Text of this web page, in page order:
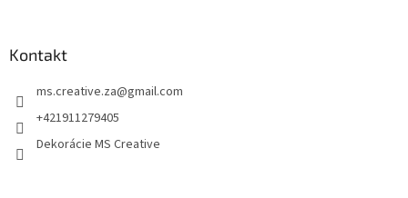
Kontakt
ms.creative.za@gmail.com
+421911279405
Dekorácie MS Creative